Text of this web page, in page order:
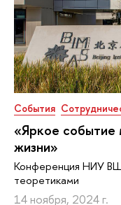
События
«Яркое событие
жизни»
Конференция НИУ
теоретиками
14 ноября, 2024 г.